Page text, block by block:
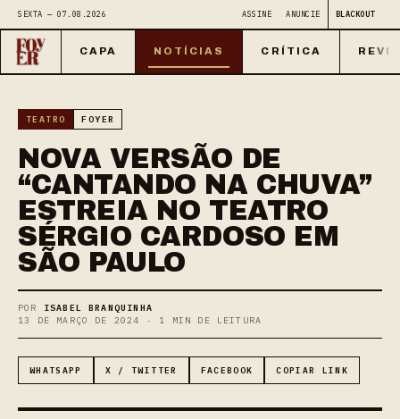
SEXTA — 07.08.2026 ASSINE ANUNCIE BLACKOUT
CAPA NOTÍCIAS CRÍTICA
TEATRO FOYER
NOVA VERSÃO DE
“CANTANDO NA CHUVA”
ESTREIA NO TEATRO
SÉRGIO CARDOSO EM
SÃO PAULO
POR ISABEL BRANQUINHA
13 DE MARÇO DE 2024 · 1 MIN DE LEITURA
WHATSAPP X / TWITTER FACEBOOK COPIAR LINK